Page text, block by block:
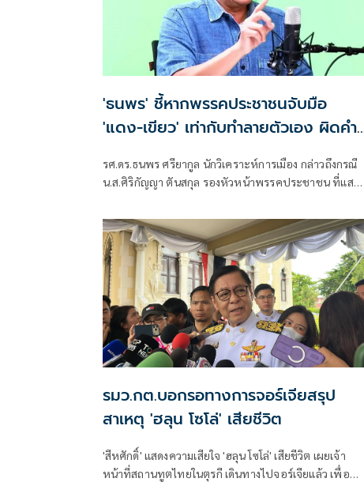
'ธนพร' ชี้หากพรรคประชาชนจับมือ
'แดง-เขียว' เท่ากับทำลายตัวเอง ผิดคำ
รศ.ดร.ธนพร ศรียากูล นักวิเคราะห์การเมือง กล่าวถึงกรณี
น.ส.ศิริกัญญา ตันสกุล รองหัวหน้าพรรคประชาชน ที่แสดง
ไทยกับพรรคภูมิใจไทย ก็จำเป็นต้องพูดคุยกับพรรค
ประชาชนด้วยว่า
รมว.กต.บอกรอทางการจอร์เจียสรุป
สาเหตุ 'ฮลุน โซโล่' เสียชีวิต
'สีหศักดิ์' แสดงความเสียใจ 'ฮลุน โซโล่' เสียชีวิต เผยเจ้า
หน้าที่สถานทูตไทยในตุรกี เดินทางไปจอร์เจียแล้ว เพื่อ